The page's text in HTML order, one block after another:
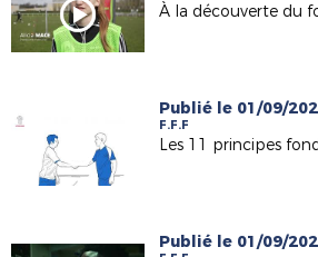
Publié le 01/09/
F.F.F
Les 11 principes
Publié le 01/09/